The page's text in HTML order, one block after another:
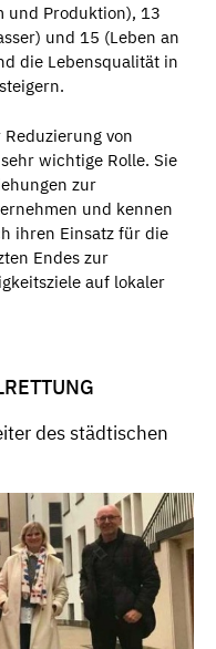
und Produktion), 13
und 15 (Leben an
die Lebensqualität in
von
wichtige Rolle. Sie
zur
und kennen
ihren Einsatz für die
Endes zur
auf lokaler
des städtischen